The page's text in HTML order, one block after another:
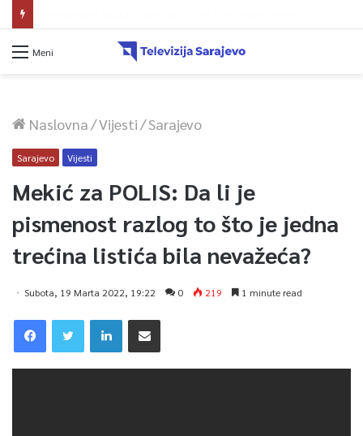
Meni
Naslovna/Vijesti/Sarajevo
Sarajevo Vijesti
Mekić za POLIS: Da li je
pismenost razlog to što je jedna
trećina listića bila nevažeća?
Subota, 19 Marta 2022, 19:22 0 219 1 minute read